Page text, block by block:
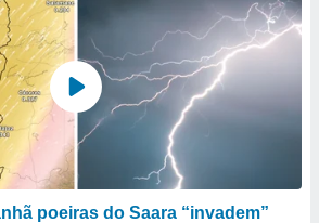
poeiras do Saara “invadem”